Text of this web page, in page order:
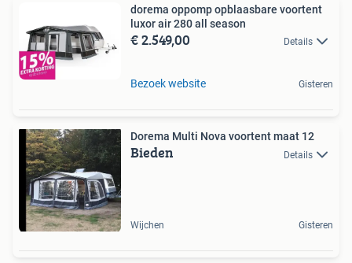
dorema oppomp opblaasbare voortent
luxor air 280 all season
€ 2.549,00 Details
Bezoek website Gisteren
Dorema Multi Nova voortent maat 12
Bieden Details
Wijchen Gisteren